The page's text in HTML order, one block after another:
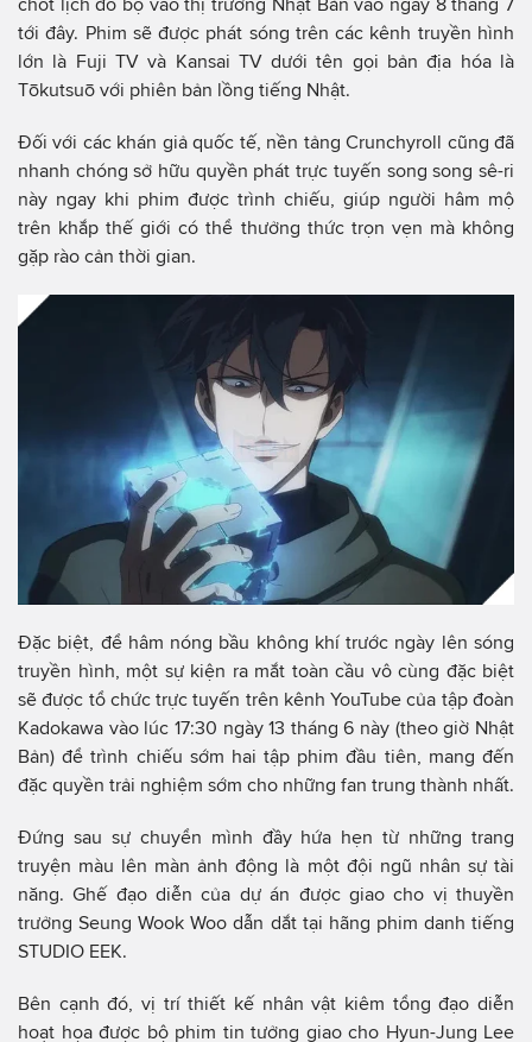
chốt lịch đổ bộ vào thị trường Nhật Bản vào ngày 8 tháng 7
tới đây. Phim sẽ được phát sóng trên các kênh truyền hình
lớn là Fuji TV và Kansai TV dưới tên gọi bản địa hóa là
Tōkutsuō với phiên bản lồng tiếng Nhật.
Đối với các khán giả quốc tế, nền tảng Crunchyroll cũng đã
nhanh chóng sở hữu quyền phát trực tuyến song song sê-ri
này ngay khi phim được trình chiếu, giúp người hâm mộ
trên khắp thế giới có thể thưởng thức trọn vẹn mà không
gặp rào cản thời gian.
Đặc biệt, để hâm nóng bầu không khí trước ngày lên sóng
truyền hình, một sự kiện ra mắt toàn cầu vô cùng đặc biệt
sẽ được tổ chức trực tuyến trên kênh YouTube của tập đoàn
Kadokawa vào lúc 17:30 ngày 13 tháng 6 này (theo giờ Nhật
Bản) để trình chiếu sớm hai tập phim đầu tiên, mang đến
đặc quyền trải nghiệm sớm cho những fan trung thành nhất.
Đứng sau sự chuyển mình đầy hứa hẹn từ những trang
truyện màu lên màn ảnh động là một đội ngũ nhân sự tài
năng. Ghế đạo diễn của dự án được giao cho vị thuyền
trưởng Seung Wook Woo dẫn dắt tại hãng phim danh tiếng
STUDIO EEK.
Bên cạnh đó, vị trí thiết kế nhân vật kiêm tổng đạo diễn
hoạt họa được bộ phim tin tưởng giao cho Hyun-Jung Lee